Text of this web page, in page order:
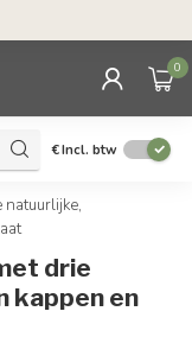
0
€Incl. btw
drie
kappen en